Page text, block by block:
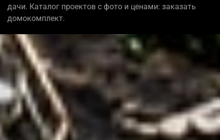
дачи. Каталог проектов с фото и ценами: заказать
домокомплект.